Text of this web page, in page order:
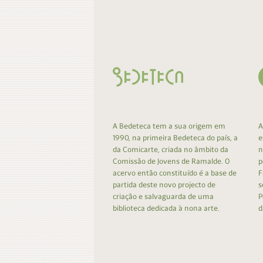
A Bedeteca tem a sua origem em
1990, na primeira Bedeteca do país, a
da Comicarte, criada no âmbito da
Comissão de Jovens de Ramalde. O
acervo então constituído é a base de
partida deste novo projecto de
criação e salvaguarda de uma
biblioteca dedicada à nona arte.